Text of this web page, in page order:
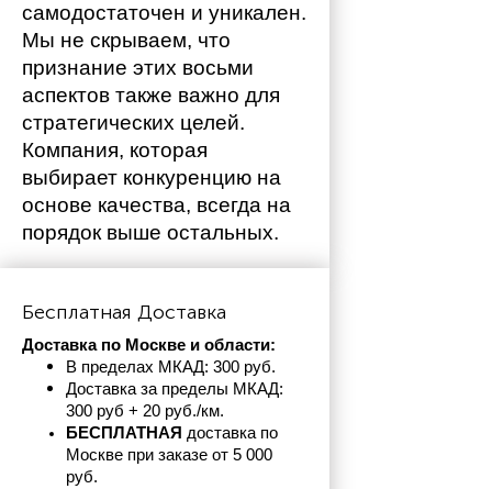
самодостаточен и уникален.
Мы не скрываем, что
признание этих восьми
аспектов также важно для
стратегических целей.
Компания, которая
выбирает конкуренцию на
основе качества, всегда на
порядок выше остальных.
Бесплатная Доставка
Доставка по Москве и области:
В пределах МКАД: 300 руб.
Доставка за пределы МКАД:
300 руб + 20 руб./км.
БЕСПЛАТНАЯ доставка по
Москве при заказе от 5 000
руб.